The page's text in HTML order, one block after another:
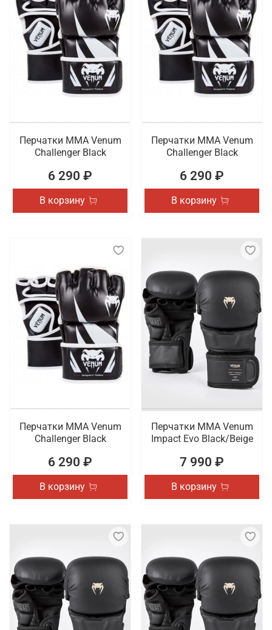
Перчатки ММА Venum
Challenger Black
6 290 ₽
В корзину
Перчатки ММА Venum
Challenger Black
6 290 ₽
В корзину
Перчатки ММА Venum
Challenger Black
6 290 ₽
В корзину
Перчатки ММА Venum
Impact Evo Black/Beige
7 990 ₽
В корзину